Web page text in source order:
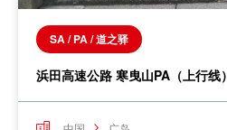
SA / PA / 道之驿
浜田高速公路 寒曳山PA（上行线）